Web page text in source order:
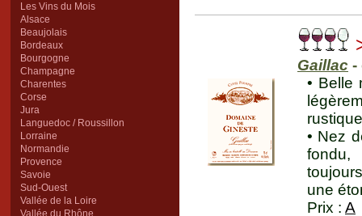
Les Vins du Mois
Alsace
Beaujolais
Bordeaux
Bourgogne
Champagne
Charentes
Corse
Jura
Languedoc / Roussillon
Lorraine
Normandie
Provence
Savoie
Sud-Ouest
Vallée de la Loire
Vallée du Rhône
Gaillac -
• Belle
• Nez
fondu,
une
Prix : A